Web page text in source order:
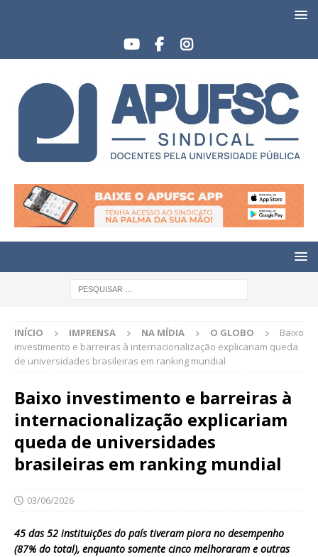
INÍCIO IMPRENSA NA MÍDIA O GLOBO
Baixo
investimento e barreiras à internacionalização explicariam queda
de universidades brasileiras em ranking mundial
Baixo investimento e barreiras à
internacionalização explicariam
queda de universidades
brasileiras em ranking mundial
03/06/2026
45 das 52 instituições do país tiveram piora no desempenho
(87% do total), enquanto somente cinco melhoraram e outras